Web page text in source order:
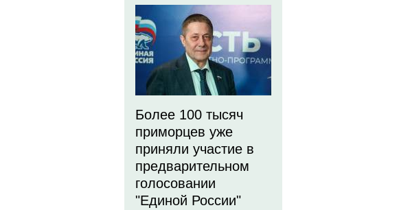
Более 100 тысяч
приморцев уже
приняли участие в
предварительном
голосовании
"Единой России"